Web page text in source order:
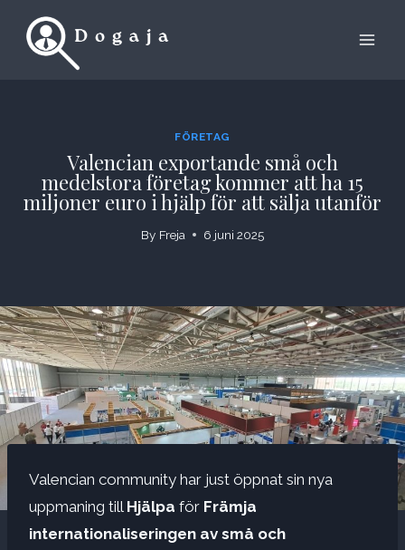
FÖRETAG
Valencian exportande små och
medelstora företag kommer att ha 15
miljoner euro i hjälp för att sälja utanför
By Freja 6 juni 2025
Valencian community har just öppnat sin nya
uppmaning till Hjälpa för Främja
internationaliseringen av små och